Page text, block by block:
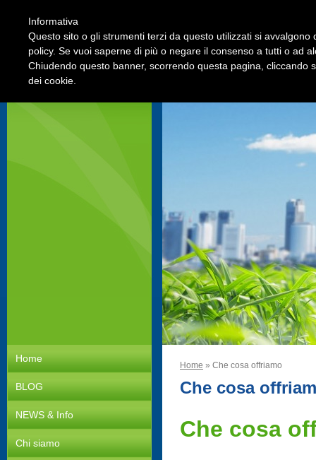
Edilizia & Amministrazione Condominiale
Home » Che cosa offriamo
Che cosa
Che cosa
Home
BLOG
NEWS & Info
Chi siamo
Informativa
Questo sito o gli strumenti terzi da questo utilizzati si
policy. Se vuoi saperne di più o negare il consenso a tutti o ad
Chiudendo questo banner, scorrendo questa pagina, cliccando
dei cookie.